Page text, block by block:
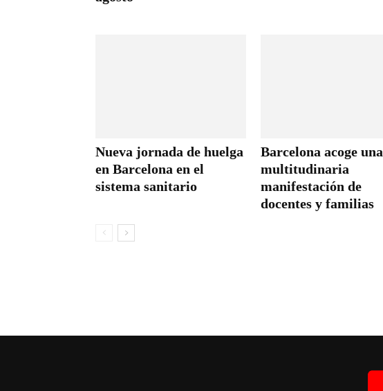
Nueva jornada de huelga
en Barcelona en el
sistema sanitario
Barcelona acoge una
multitudinaria
manifestación de
docentes y familias